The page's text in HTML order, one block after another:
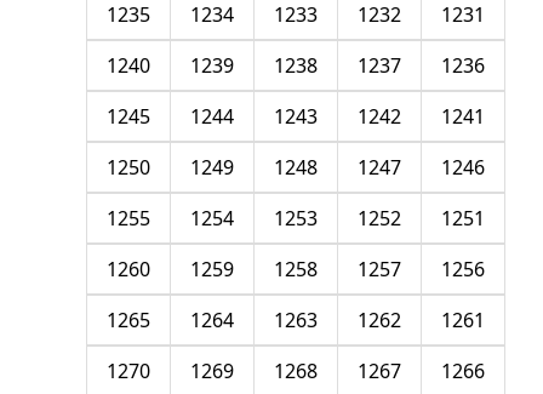
1231
1232
1233
1234
1235
1236
1237
1238
1239
1240
1241
1242
1243
1244
1245
1246
1247
1248
1249
1250
1251
1252
1253
1254
1255
1256
1257
1258
1259
1260
1261
1262
1263
1264
1265
1266
1267
1268
1269
1270